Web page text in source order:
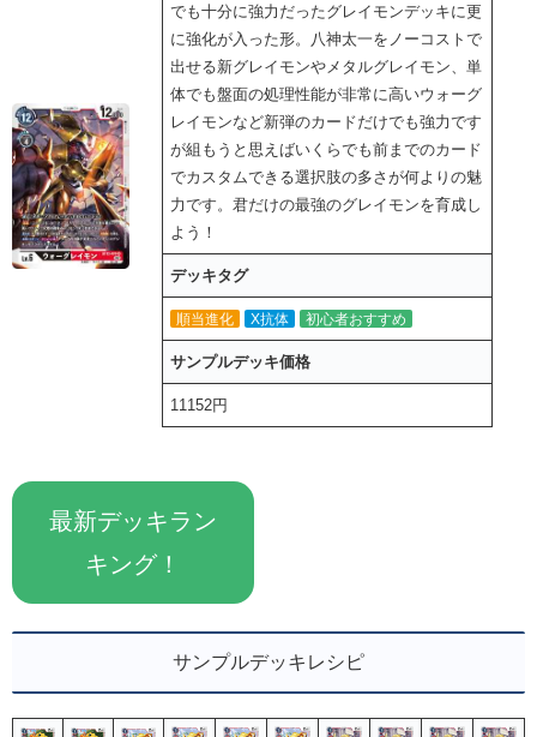
でも十分に強力だったグレイモンデッキに更
に強化が入った形。八神太一をノーコストで
出せる新グレイモンやメタルグレイモン、単
体でも盤面の処理性能が非常に高いウォーグ
レイモンなど新弾のカードだけでも強力です
が組もうと思えばいくらでも前までのカード
でカスタムできる選択肢の多さが何よりの魅
力です。君だけの最強のグレイモンを育成し
よう！
デッキタグ
順当進化 X抗体 初心者おすすめ
サンプルデッキ価格
11152円
最新デッキラン
キング！
サンプルデッキレシピ